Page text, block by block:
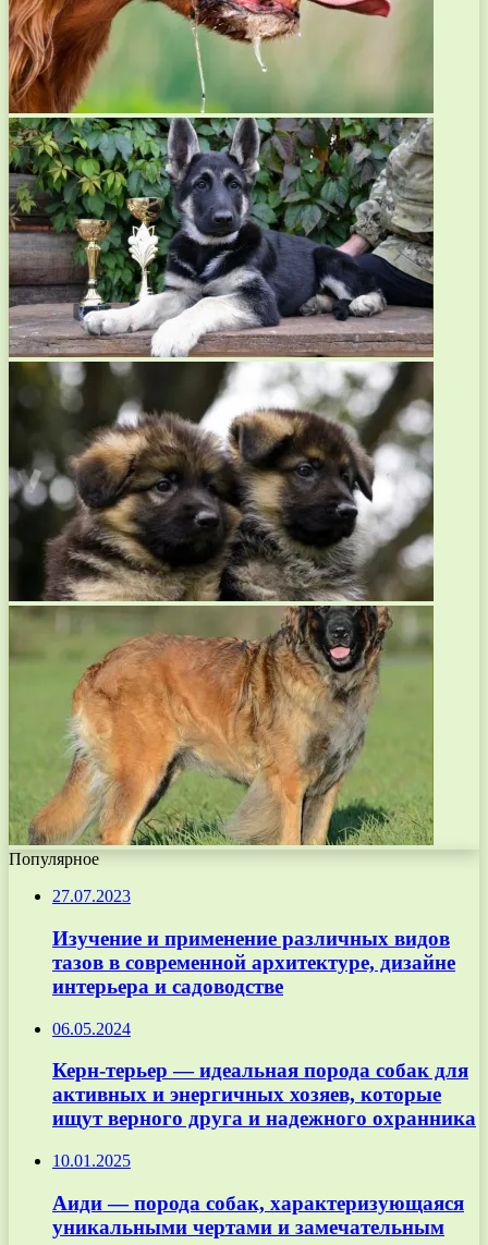
Популярное
27.07.2023
Изучение и применение различных видов
тазов в современной архитектуре, дизайне
интерьера и садоводстве
06.05.2024
Керн-терьер — идеальная порода собак для
активных и энергичных хозяев, которые
ищут верного друга и надежного охранника
10.01.2025
Аиди — порода собак, характеризующаяся
уникальными чертами и замечательным